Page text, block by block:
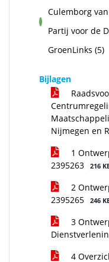
voor
Culemborg
Partij voor de
GroenLinks (5)
Bijlagen
Nijmegen en
1
2395263
216
2
2395265
246
3
4